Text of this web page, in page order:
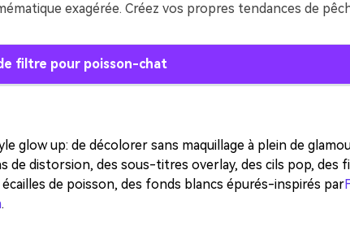
exagérée. Créez vos propres tendances de
filtre pour poisson-chat
glow up: de décolorer sans maquillage à plein de
de distorsion, des sous-titres overlay, des cils pop, des
de poisson, des fonds blancs épurés-inspirés par
.